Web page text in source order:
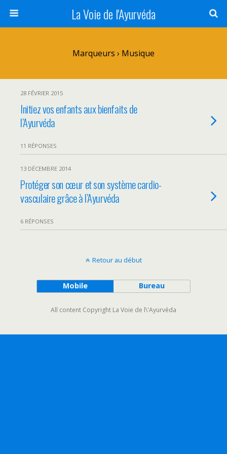
La Voie de l'Ayurvéda
Marqueurs › Musique
28 FÉVRIER 2015
Initiez vos enfants aux bienfaits de
l’Ayurvéda
11 RÉPONSES
13 DÉCEMBRE 2014
Protéger son cœur et son système cardio-
vasculaire grâce à l’Ayurvéda
6 RÉPONSES
Retour au début
Mobile Bureau
All content Copyright La Voie de l\'Ayurvéda